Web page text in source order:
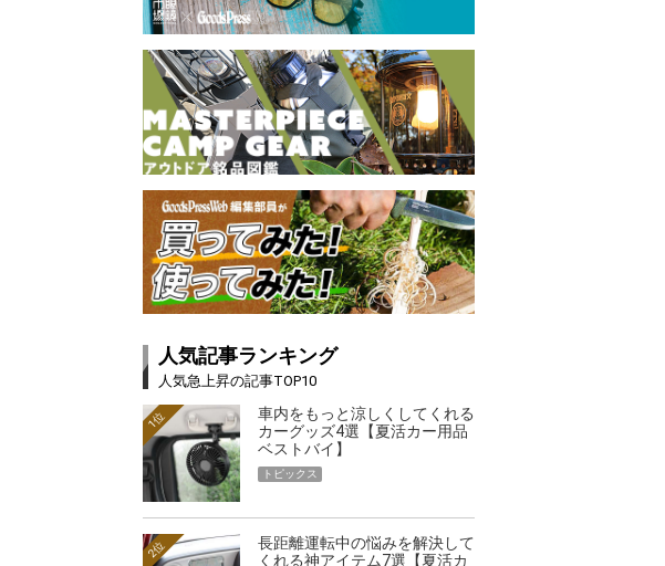
人気記事ランキング
人気急上昇の記事TOP10
車内をもっと涼しくしてくれる
カーグッズ4選【夏活カー用品
ベストバイ】
1位
トピックス
長距離運転中の悩みを解決して
くれる神アイテム7選【夏活カ
2位